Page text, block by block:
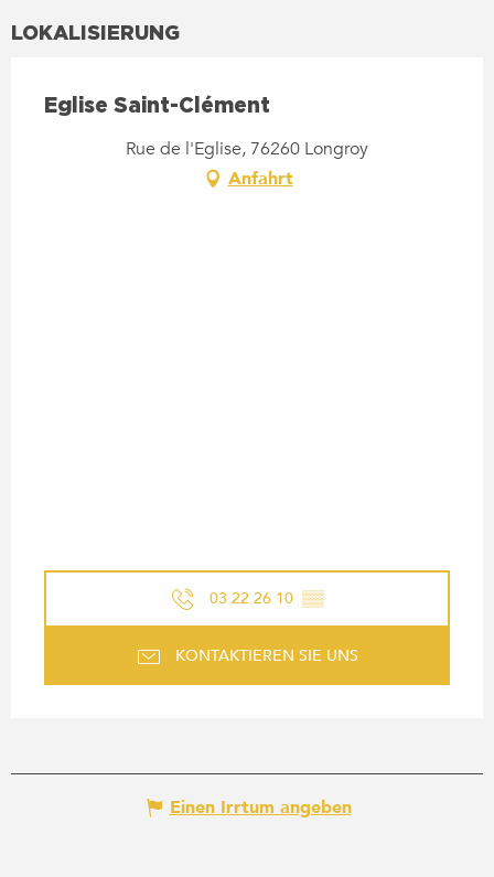
LOKALISIERUNG
Eglise Saint-Clément
Rue de l'Eglise, 76260 Longroy
Anfahrt
03 22 26 10 ▒▒
KONTAKTIEREN SIE UNS
Einen Irrtum angeben